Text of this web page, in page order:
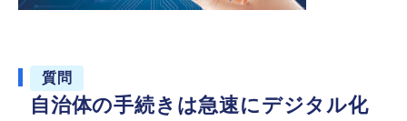
質問
自治体の手続きは急速にデジタル化